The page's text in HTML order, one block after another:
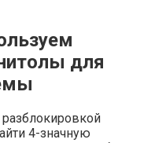
для
4-значную